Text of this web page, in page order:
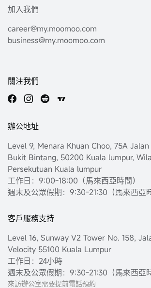
加入我們
career@my.moomoo.com
business@my.moomoo.com
關注我們
辦公地址
Level 9, Menara Khuan Choo, 75A
Bukit Bintang, 50200 Kuala lumpur,
Persekutuan Kuala lumpur
工作日：9:00-18:00（馬來西亞時間）
週末及公眾假期：9:30-21:30（馬來西亞
客戶服務支持
Level 16, Sunway V2 Tower No. 158,
Velocity 55100 Kuala Lumpur
工作日：24小時
週末及公眾假期：9:30-21:30（馬來西亞
來訪辦公室需要提前電話預約